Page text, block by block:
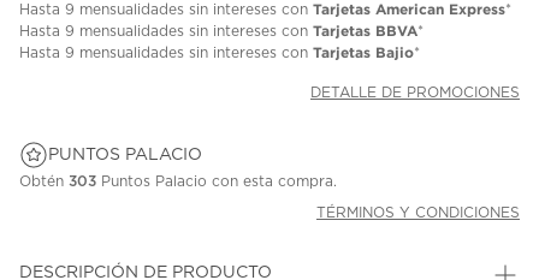
Hasta 9 mensualidades sin intereses con Tarjetas American Express*
Hasta 9 mensualidades sin intereses con Tarjetas BBVA*
Hasta 9 mensualidades sin intereses con Tarjetas Bajio*
DETALLE DE PROMOCIONES
PUNTOS PALACIO
Obtén 303 Puntos Palacio con esta compra.
TÉRMINOS Y CONDICIONES
DESCRIPCIÓN DE PRODUCTO